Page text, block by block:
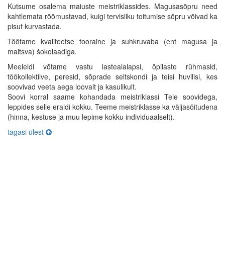
Kutsume osalema maiuste meistriklassides. Magusasõpru need
kahtlemata rõõmustavad, kuigi tervisliku toitumise sõpru võivad ka
pisut kurvastada.
Töötame kvaliteetse tooraine ja suhkruvaba (ent magusa ja
maitsva) šokolaadiga.
Meeleldi võtame vastu lasteaialapsi, õpilaste rühmasid,
töökollektiive, peresid, sõprade seltskondi ja teisi huvilisi, kes
soovivad veeta aega loovalt ja kasulikult.
Soovi korral saame kohandada meistriklassi Teie soovidega,
leppides selle eraldi kokku. Teeme meistriklasse ka väljasõitudena
(hinna, kestuse ja muu lepime kokku individuaalselt).
tagasi ülest